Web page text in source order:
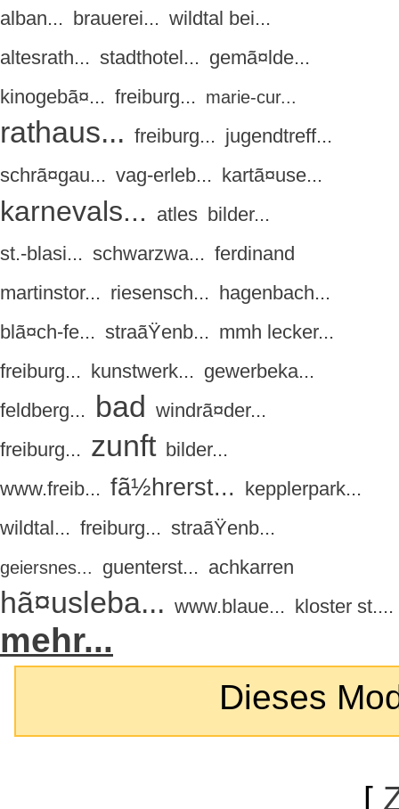
alban... brauerei... wildtal bei...
altesrath... stadthotel... gemã¤lde...
kinogebã¤... freiburg... marie-cur...
rathaus... freiburg... jugendtreff...
schrã¤gau... vag-erleb... kartã¤use...
karnevals... atles bilder...
st.-blasi... schwarzwa... ferdinand
martinstor... riesensch... hagenbach...
blã¤ch-fe... straãŸenb... mmh lecker...
freiburg... kunstwerk... gewerbeka...
feldberg... bad windrã¤der...
freiburg... zunft bilder...
www.freib... fã½hrerst... kepplerpark...
wildtal... freiburg... straãŸenb...
geiersnes... guenterst... achkarren
hã¤usleba... www.blaue... kloster st....
mehr...
Dieses
[